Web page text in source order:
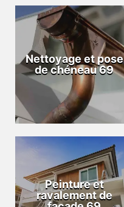
Nettoyage et pose
de chéneau 69
Peinture et
ravalement de